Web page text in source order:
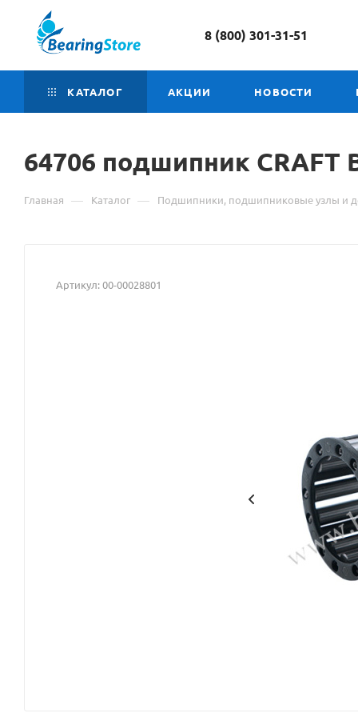
8 (800) 301-31-51
КАТАЛОГ АКЦИИ НОВОСТИ
64706 подшипник CRAFT
Главная — Каталог — Подшипники, подшипниковые узлы и
Артикул:00-00028801